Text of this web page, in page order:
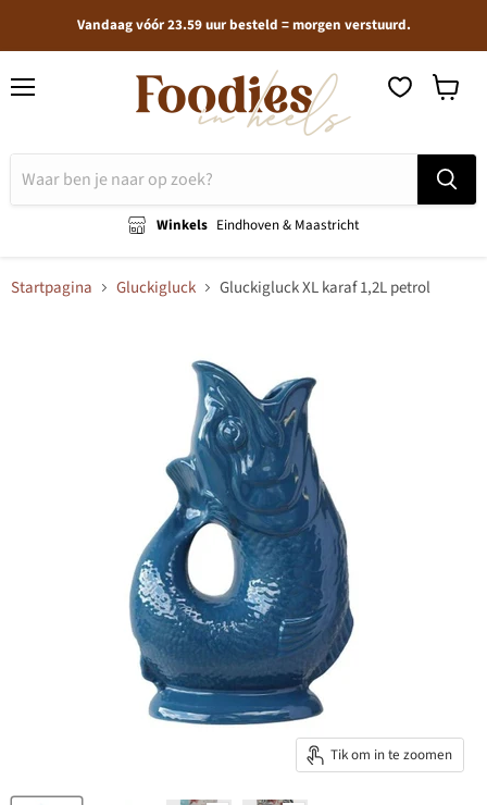
Vandaag vóór 23.59 uur besteld = morgen verstuurd.
Winkels Eindhoven & Maastricht
Startpagina Gluckigluck Gluckigluck XL karaf 1,2L petrol
Tik om in te zoomen